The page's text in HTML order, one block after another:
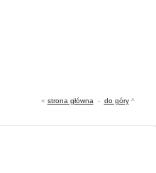
« strona główna - do góry^